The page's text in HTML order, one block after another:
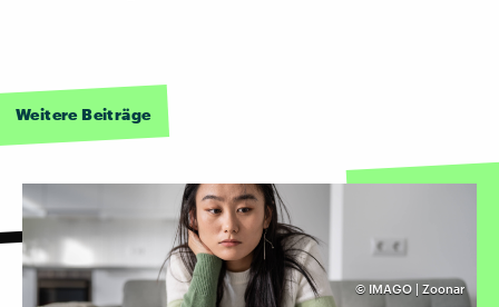
Weitere Beiträge
© IMAGO | Zoonar